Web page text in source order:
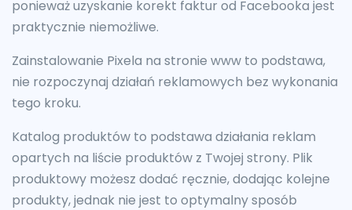
ponieważ uzyskanie korekt faktur od Facebooka jest
praktycznie niemożliwe.
Zainstalowanie Pixela na stronie www to podstawa,
nie rozpoczynaj działań reklamowych bez wykonania
tego kroku.
Katalog produktów to podstawa działania reklam
opartych na liście produktów z Twojej strony. Plik
produktowy możesz dodać ręcznie, dodając kolejne
produkty, jednak nie jest to optymalny sposób